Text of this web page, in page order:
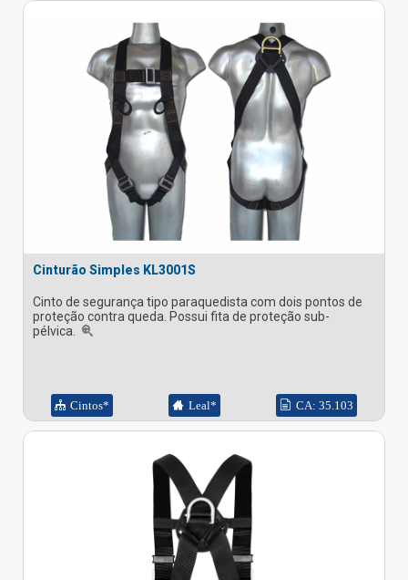
Cinturão Simples KL3001S
Cinto de segurança tipo paraquedista com dois pontos de
proteção contra queda. Possui fita de proteção sub-
pélvica.
Cintos* Leal* CA: 35.103